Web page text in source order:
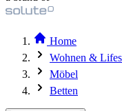
Home
Wohnen &
Möbel
Betten